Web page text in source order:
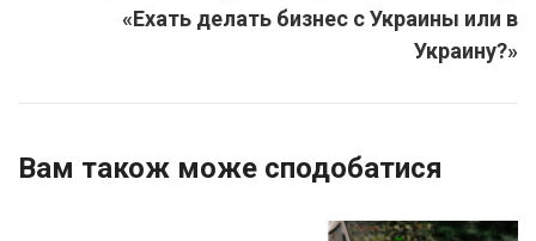
«Ехать делать бизнес с Украины или в
Украину?»
Вам також може сподобатися